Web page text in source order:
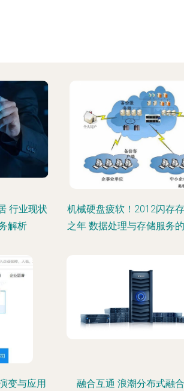
行业现状
解析
机械硬盘疲软！2012闪存
之年 数据处理与存储服务
变与应用
融合互通 浪潮分布式融